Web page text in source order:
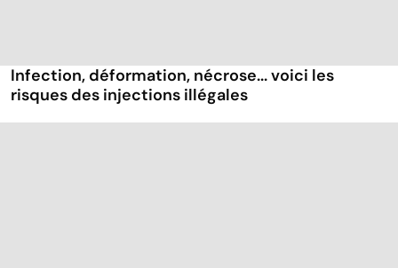
Infection, déformation, nécrose... voici les
risques des injections illégales